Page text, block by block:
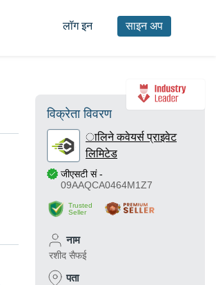
लॉग इन साइन अप
विक्रेता विवरण
ालिने कवेयर्स प्राइवेट
लिमिटेड
जीएसटी सं-
09AAQCA0464M1Z7
Trusted
Seller
नाम
रशीद सैफई
पता